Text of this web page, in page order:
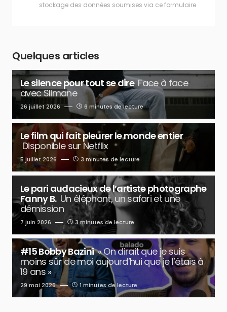
stockage des données soumises via ce formulaire.
Quelques articles
Le silence pour tout se dire Face à face
avec Slimane
26 juillet 2026 6 minutes de lecture
Le film qui fait pleurer le monde entier
Disponible sur Netflix
5 juillet 2026 3 minutes de lecture
Le pari audacieux de l’artiste photographe
Fanny B. Un éléphant, un safari et une
démission
7 juin 2026 3 minutes de lecture
#15 Bobby Bazini « On dirait que je suis
moins sûr de moi aujourd’hui que je l’étais à
19 ans »
29 mai 2026 1 minutes de lecture